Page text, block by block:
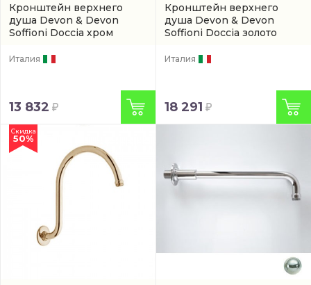
Кронштейн верхнего
душа Devon & Devon
Soffioni Doccia хром
Италия
13 832
Кронштейн верхнего
душа Devon & Devon
Soffioni Doccia золото
Италия
18 291
Скидка
50%